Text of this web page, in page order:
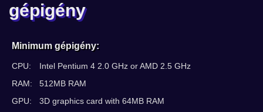
gépigény
Minimum gépigény:
CPU:
Intel Pentium 4 2.0 GHz or AMD 2.5 GHz
RAM:
512MB RAM
GPU:
3D graphics card with 64MB RAM